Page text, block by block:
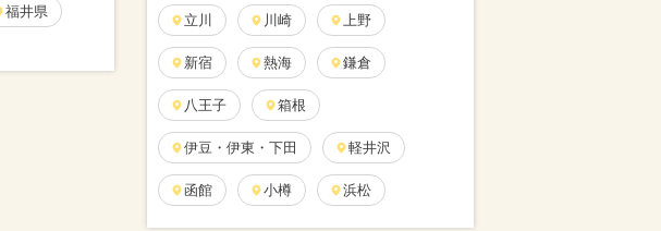
福井県
立川 川崎 上野
新宿 熱海 鎌倉
八王子 箱根
伊豆・伊東・下田 軽井沢
函館 小樽 浜松